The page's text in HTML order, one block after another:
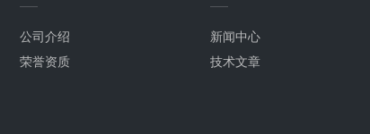
公司介绍
荣誉资质
新闻中心
技术文章